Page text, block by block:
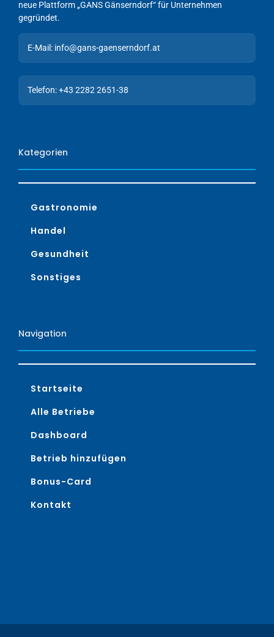
neue Plattform „GANS Gänserndorf“ für Unternehmen
gegründet.
E-Mail: info@gans-gaenserndorf.at
Telefon: +43 2282 2651-38
Kategorien
Gastronomie
Handel
Gesundheit
Sonstiges
Navigation
Startseite
Alle Betriebe
Dashboard
Betrieb hinzufügen
Bonus-Card
Kontakt